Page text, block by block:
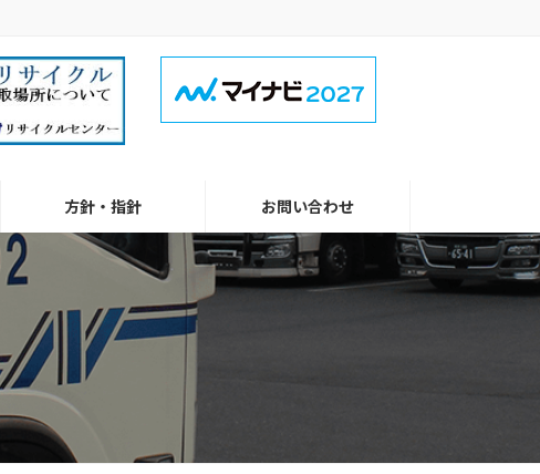
方針・指針 お問い合わせ